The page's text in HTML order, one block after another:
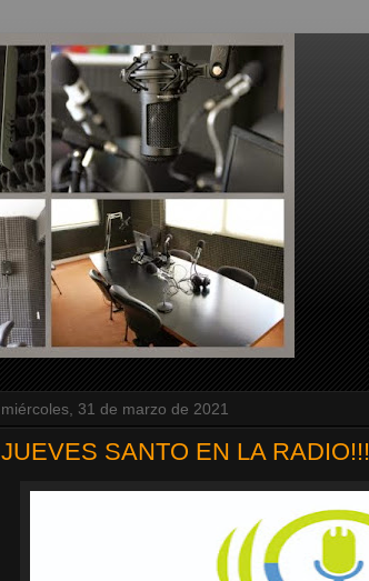
miércoles, 31 de marzo de 2021
JUEVES SANTO EN LA RADIO!!!